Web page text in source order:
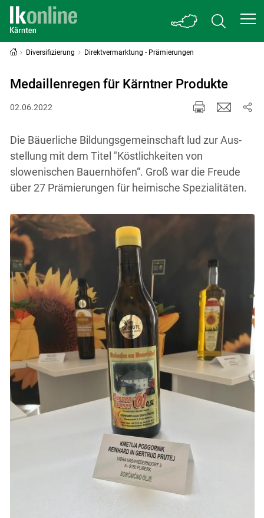
Diversifizierung Direktvermarktung - Prämierungen
Medaillenregen für Kärntner Produkte
02.06.2022
Die Bäuerliche Bildungsgemeinschaft lud zur Aus­
stellung mit dem Titel "Köstlichkeiten von
slowenischen Bauernhöfen“. Groß war die Freude
über 27 Prämierungen für heimische Spezialitäten.